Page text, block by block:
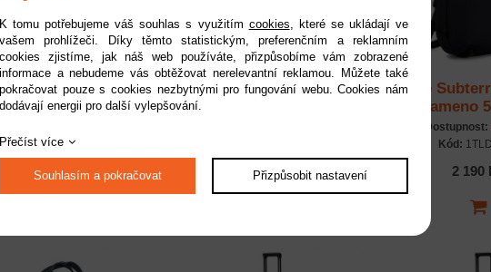
Logic brašna na
SLRC200
Kód:1CL200
529 Kč
Case Logic Era
fotobatoh velký CEBP106
2 490 Kč
Thule
přes rameno
-
Dostupnost:
Kód:
2 190
K tomu potřebujeme váš souhlas s využitím cookies, které se ukládají ve
vašem prohlížeči. Díky těmto statistickým, preferenčním a reklamním
cookies zjistíme, jak náš web používáte, přizpůsobíme vám zobrazené
informace a nebudeme vás obtěžovat nerelevantní reklamou. Můžete také
pokračovat pouze s cookies nezbytnými pro fungování webu. Cookies nám
dodávají energii pro další vylepšování.
Přečíst více
Souhlasím a pokračovat Přizpůsobit nastavení